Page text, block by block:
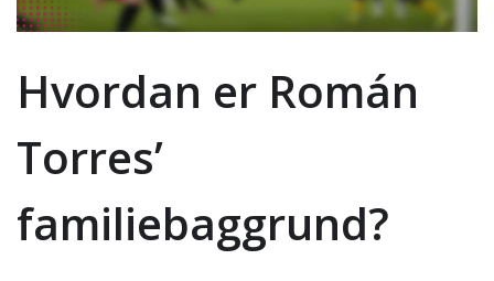
Hvordan er Román
Torres’
familiebaggrund?